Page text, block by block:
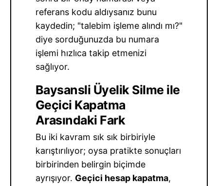
referans kodu aldıysanız bunu
kaydedin; "talebim işleme alındı mı?"
diye sorduğunuzda bu numara
işlemi hızlıca takip etmenizi
sağlıyor.
Baysansli Üyelik Silme ile
Geçici Kapatma
Arasındaki Fark
Bu iki kavram sık sık birbiriyle
karıştırılıyor; oysa pratikte sonuçları
birbirinden belirgin biçimde
ayrışıyor. Geçici hesap kapatma,